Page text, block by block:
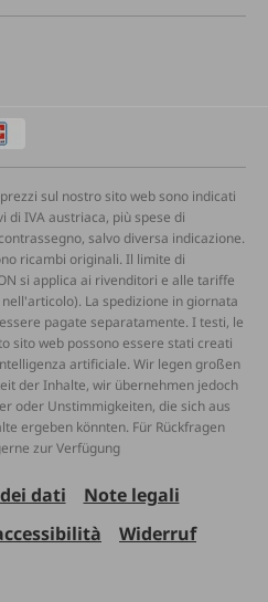
sul nostro sito web sono indicati
di IVA austriaca, più spese di
salvo diversa indicazione.
ricambi originali. Il limite di
si applica ai rivenditori e alle tariffe
La spedizione in giornata
pagate separatamente. I testi, le
sito web possono essere stati creati
artificiale. Wir legen großen
der Inhalte, wir übernehmen jedoch
oder Unstimmigkeiten, die sich aus
ergeben könnten. Für Rückfragen
zur Verfügung
dati
Note legali
Widerruf